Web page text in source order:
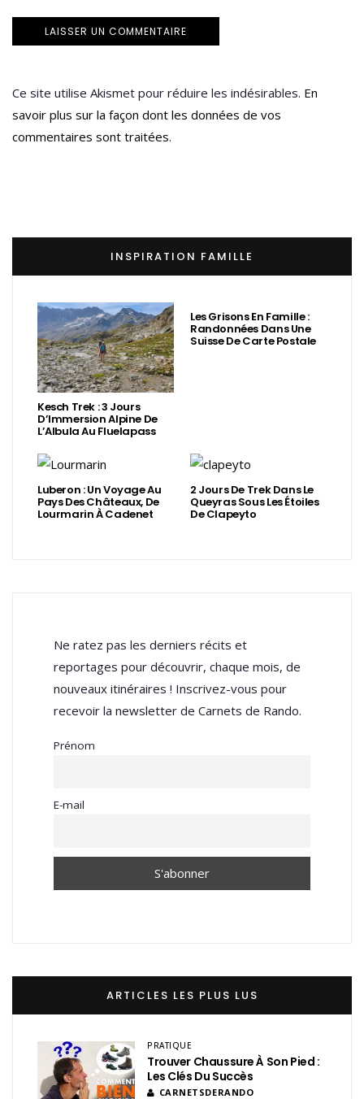
Ce site utilise Akismet pour réduire les indésirables. En
savoir plus sur la façon dont les données de vos
commentaires sont traitées.
INSPIRATION FAMILLE
Kesch Trek : 3 Jours
D’Immersion Alpine De
L’Albula Au Fluelapass
Les Grisons En Famille :
Randonnées Dans Une
Suisse De Carte Postale
Luberon : Un Voyage Au
Pays Des Châteaux, De
Lourmarin À Cadenet
2 Jours De Trek Dans Le
Queyras Sous Les Étoiles
De Clapeyto
Ne ratez pas les derniers récits et
reportages pour découvrir, chaque mois, de
nouveaux itinéraires ! Inscrivez-vous pour
recevoir la newsletter de Carnets de Rando.
Prénom
E-mail
ARTICLES LES PLUS LUS
PRATIQUE
Trouver Chaussure À Son Pied :
Les Clés Du Succès
CARNETSDERANDO